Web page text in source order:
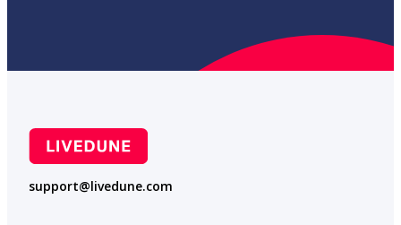
support@livedune.com